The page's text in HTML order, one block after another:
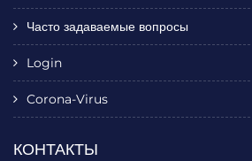
Часто задаваемые вопросы
Login
Corona-Virus
КОНТАКТЫ